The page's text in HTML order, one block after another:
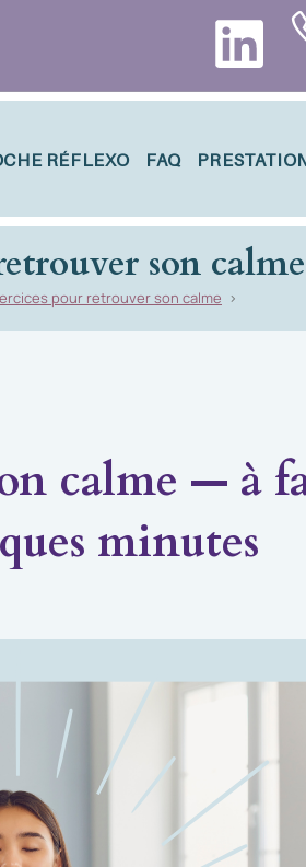
RÉFLEXO FAQ
son calme
pour retrouver son calme >
calme — à
minutes